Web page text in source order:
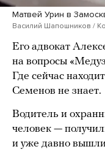
Матвей Урин в
Василий Шапошников /
Его адвокат
на вопросы
Где сейчас
Семенов не знает.
Водитель и
человек —
и уже давно